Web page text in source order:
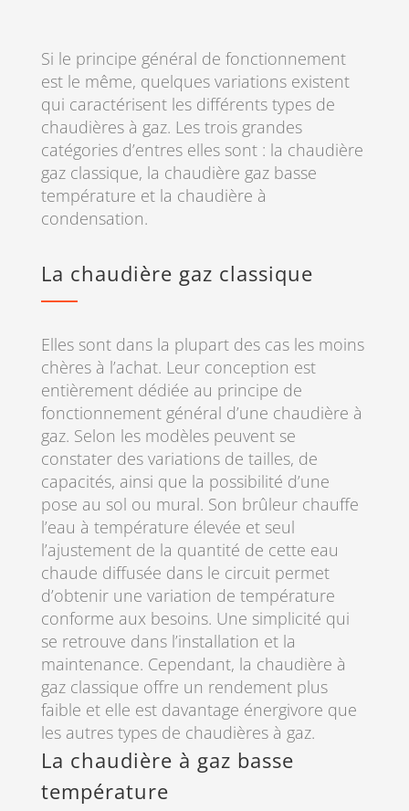
Si le principe général de fonctionnement
est le même, quelques variations existent
qui caractérisent les différents types de
chaudières à gaz. Les trois grandes
catégories d’entres elles sont : la chaudière
gaz classique, la chaudière gaz basse
température et la chaudière à
condensation.
La chaudière gaz classique
Elles sont dans la plupart des cas les moins
chères à l’achat. Leur conception est
entièrement dédiée au principe de
fonctionnement général d’une chaudière à
gaz. Selon les modèles peuvent se
constater des variations de tailles, de
capacités, ainsi que la possibilité d’une
pose au sol ou mural. Son brûleur chauffe
l’eau à température élevée et seul
l’ajustement de la quantité de cette eau
chaude diffusée dans le circuit permet
d’obtenir une variation de température
conforme aux besoins. Une simplicité qui
se retrouve dans l’installation et la
maintenance. Cependant, la chaudière à
gaz classique offre un rendement plus
faible et elle est davantage énergivore que
les autres types de chaudières à gaz.
La chaudière à gaz basse
température